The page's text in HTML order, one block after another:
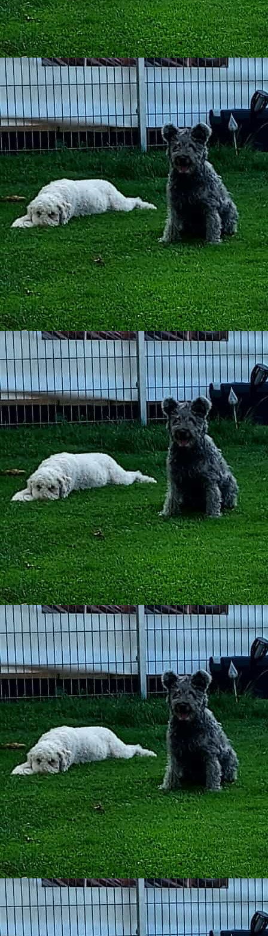
2025-06-07_WA0003
2025-05-15_WA0000